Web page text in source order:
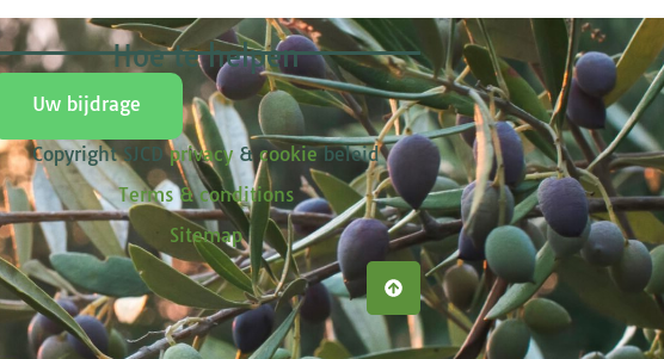
Hoe te helpen
Uw bijdrage
Copyright SJCDprivacy& cookiebeleid
Terms & conditions
Sitemap